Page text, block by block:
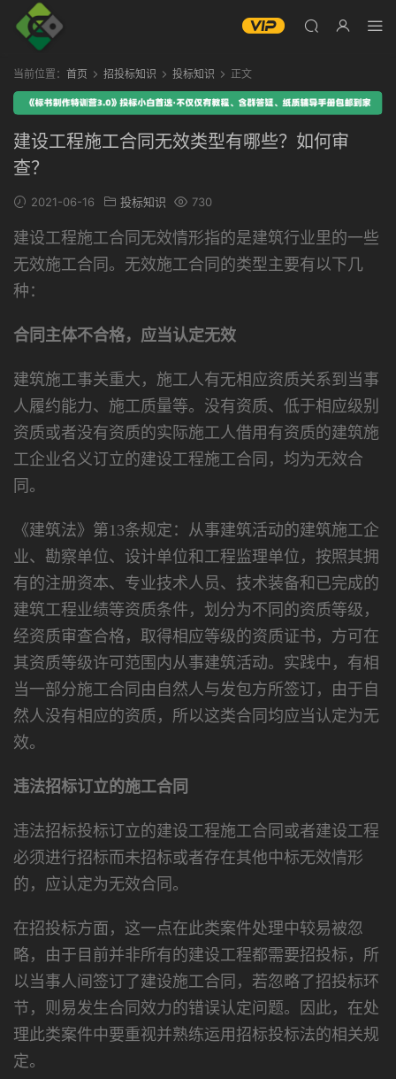
当前位置： 首页 招投标知识 投标知识 正文
建设工程施工合同无效类型有哪些？如何审
查？
2021-06-16 投标知识 730
建设工程施工合同无效情形指的是建筑行业里的一些
无效施工合同。无效施工合同的类型主要有以下几
种：
合同主体不合格，应当认定无效
建筑施工事关重大，施工人有无相应资质关系到当事
人履约能力、施工质量等。没有资质、低于相应级别
资质或者没有资质的实际施工人借用有资质的建筑施
工企业名义订立的建设工程施工合同，均为无效合
同。
《建筑法》第13条规定：从事建筑活动的建筑施工企
业、勘察单位、设计单位和工程监理单位，按照其拥
有的注册资本、专业技术人员、技术装备和已完成的
建筑工程业绩等资质条件，划分为不同的资质等级，
经资质审查合格，取得相应等级的资质证书，方可在
其资质等级许可范围内从事建筑活动。实践中，有相
当一部分施工合同由自然人与发包方所签订，由于自
然人没有相应的资质，所以这类合同均应当认定为无
效。
违法招标订立的施工合同
违法招标投标订立的建设工程施工合同或者建设工程
必须进行招标而未招标或者存在其他中标无效情形
的，应认定为无效合同。
在招投标方面，这一点在此类案件处理中较易被忽
略，由于目前并非所有的建设工程都需要招投标，所
以当事人间签订了建设施工合同，若忽略了招投标环
节，则易发生合同效力的错误认定问题。因此，在处
理此类案件中要重视并熟练运用招标投标法的相关规
定。